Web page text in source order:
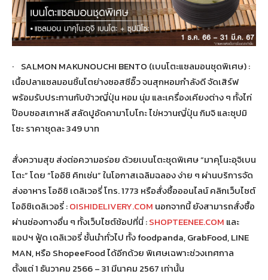
· SALMON MAKUNOUCHI BENTO (เบนโตะแซลมอนชุดพิเศษ) :
เนื้อปลาแซลมอนชิ้นโตย่างซอสซีอิ๊ว จนสุกหอมกำลังดี จัดเสิร์ฟ
พร้อมรับประทานกับข้าวญี่ปุ่น หอม นุ่ม และเครื่องเคียงต่าง ๆ ทั้งไก่
ป๊อบซอสเกาหลี สลัดปูอัดคามาโบโกะ ไข่หวานญี่ปุ่น กิมจิ และซุปมิ
โซะ ราคาชุดละ 349 บาท
สั่งความสุข ส่งต่อความอร่อย ด้วยเบนโตะชุดพิเศษ “มาคุโนะอุจิเบน
โตะ” โดย “โออิชิ คิทเช่น” ในโอกาสเฉลิมฉลอง ง่าย ๆ ผ่านบริการจัด
ส่งอาหาร โออิชิ เดลิเวอรี่ โทร. 1773 หรือสั่งซื้อออนไลน์ คลิกเว็บไซต์
โออิชิเดลิเวอรี่ :OISHIDELIVERY.COM นอกจากนี้ ยังสามารถสั่งซื้อ
ผ่านช่องทางอื่น ๆ ทั้งเว็บไซต์ช้อปที่นี่ :SHOPTEENEE.COM และ
แอปฯ ฟู้ด เดลิเวอรี่ ชั้นนำทั่วไป ทั้ง foodpanda, GrabFood, LINE
MAN, หรือ ShopeeFood ได้อีกด้วย พิเศษเฉพาะช่วงเทศกาล
ตั้งแต่ 1 ธันวาคม 2566 – 31 มีนาคม 2567 เท่านั้น